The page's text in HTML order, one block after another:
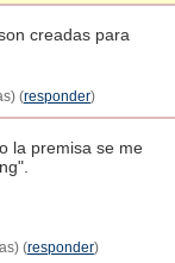
creadas para
(responder)
la premisa se me
(responder)